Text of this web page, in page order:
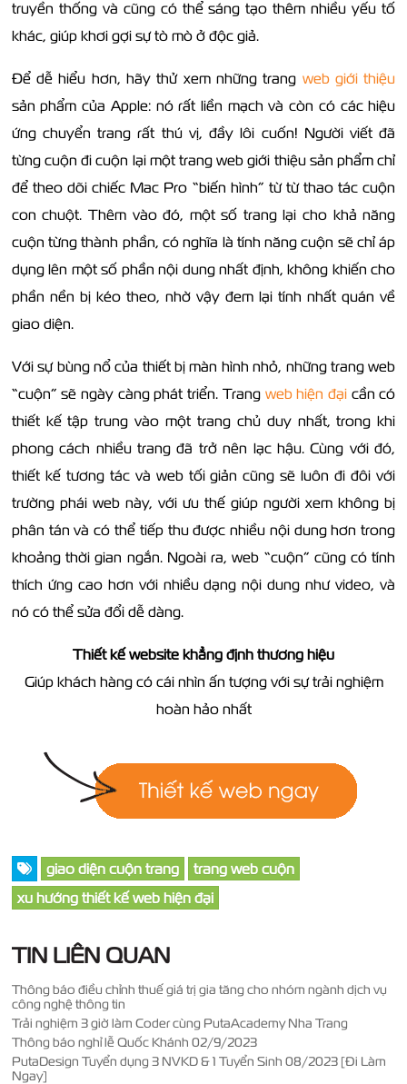
truyền thống và cũng có thể sáng tạo thêm nhiều yếu tố
khác, giúp khơi gợi sự tò mò ở độc giả.
Để dễ hiểu hơn, hãy thử xem những trang web giới thiệu
sản phẩm của Apple: nó rất liền mạch và còn có các hiệu
ứng chuyển trang rất thú vị, đầy lôi cuốn! Người viết đã
từng cuộn đi cuộn lại một trang web giới thiệu sản phẩm chỉ
để theo dõi chiếc Mac Pro “biến hình” từ từ thao tác cuộn
con chuột. Thêm vào đó, một số trang lại cho khả năng
cuộn từng thành phần, có nghĩa là tính năng cuộn sẽ chỉ áp
dụng lên một số phần nội dung nhất định, không khiến cho
phần nền bị kéo theo, nhờ vậy đem lại tính nhất quán về
giao diện.
Với sự bùng nổ của thiết bị màn hình nhỏ, những trang web
“cuộn” sẽ ngày càng phát triển. Trang web hiện đạicần có
thiết kế tập trung vào một trang chủ duy nhất, trong khi
phong cách nhiều trang đã trở nên lạc hậu. Cùng với đó,
thiết kế tương tác và web tối giản cũng sẽ luôn đi đôi với
trường phái web này, với ưu thế giúp người xem không bị
phân tán và có thể tiếp thu được nhiều nội dung hơn trong
khoảng thời gian ngắn. Ngoài ra, web “cuộn” cũng có tính
thích ứng cao hơn với nhiều dạng nội dung như video, và
nó có thể sửa đổi dễ dàng.
Thiết kế website khẳng định thương hiệu
Giúp khách hàng có cái nhìn ấn tượng với sự trải nghiệm
hoàn hảo nhất
giao diện cuộn trang
trang web cuộn
xu hướng thiết kế web hiện đại
TIN LIÊN QUAN
Thông báo điều chỉnh thuế giá trị gia tăng cho nhóm ngành dịch vụ
công nghệ thông tin
Trải nghiệm 3 giờ làm Coder cùng PutaAcademy Nha Trang
Thông báo nghỉ lễ Quốc Khánh 02/9/2023
PutaDesign Tuyển dụng 3 NVKD & 1 Tuyển Sinh 08/2023 [Đi Làm
Ngay]